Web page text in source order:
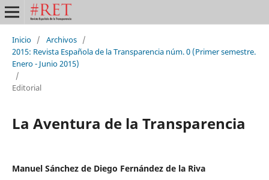
Inicio / Archivos /
2015: Revista Española de la Transparencia núm. 0 (Primer semestre.
Enero - Junio 2015)
/
Editorial
La Aventura de la Transparencia
Manuel Sánchez de Diego Fernández de la Riva